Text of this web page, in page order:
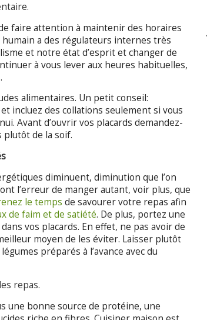
faire attention à maintenir des horaires
a des régulateurs internes très
et notre état d’esprit et changer de
à vous lever aux heures habituelles,
alimentaires. Un petit conseil:
incluez des collations seulement si vous
Avant d’ouvrir vos placards demandez-
plutôt de la soif.
diminuent, diminution que l’on
l’erreur de manger autant, voir plus, que
le temps de savourer votre repas afin
de faim et de satiété. De plus, portez une
vos placards. En effet, ne pas avoir de
moyen de les éviter. Laisser plutôt
préparés à l’avance avec du
repas.
une bonne source de protéine, une